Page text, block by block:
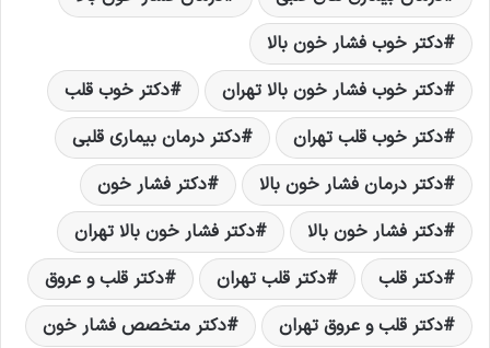
دکتر خوب فشار خون بالا
دکتر خوب فشار خون بالا تهران
دکتر خوب قلب
دکتر خوب قلب تهران
دکتر درمان بیماری قلبی
دکتر درمان فشار خون بالا
دکتر فشار خون
دکتر فشار خون بالا
دکتر فشار خون بالا تهران
دکتر قلب
دکتر قلب تهران
دکتر قلب و عروق
دکتر قلب و عروق تهران
دکتر متخصص فشار خون